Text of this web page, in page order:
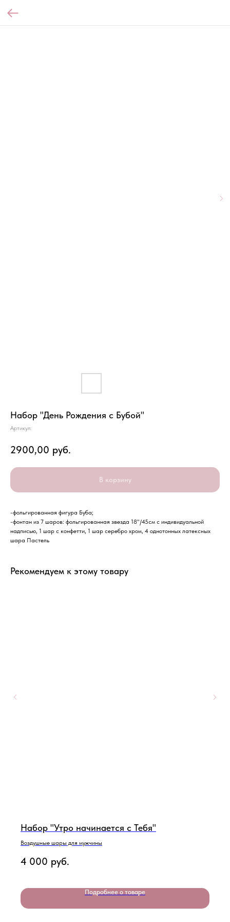
Набор "День Рождения с Бубой"
Артикул:
2900,00 руб.
В корзину
-фольгированная фигура Буба;
-фонтан из 7 шаров: фольгированная звезда 18"/45см с индивидуальной
надписью, 1 шар с конфетти, 1 шар серебро хром, 4 однотонных латексных
шара Пастель
Рекомендуем к этому товару
Набор "Утро начинается с Тебя"
Воздушные шары для мужчины
4 000 руб.
Подробнее о товаре